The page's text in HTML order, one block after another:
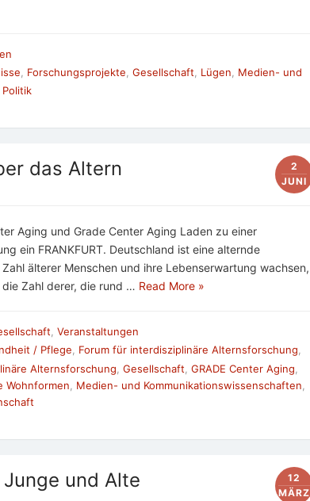
Forschungsprojekte Gesellschaft Lügen
Medien- und
Politik
das Altern
2
JUNI
Aging und Grade Center Aging Laden zu einer
ein FRANKFURT. Deutschland ist eine alternde
älterer Menschen und ihre Lebenserwartung wachsen,
Zahl derer, die rund … Read More »
Veranstaltungen
/ Pflege, Forum für interdisziplinäre Alternsforschung,
Alternsforschung Gesellschaft GRADE Center Aging
Wohnformen Medien- und Kommunikationswissenschaften
und Alte
12
MÄRZ